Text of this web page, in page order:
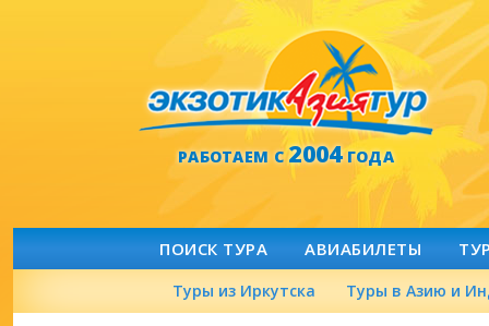
РАБОТАЕМ С2004ГОДА
ПОИСК ТУРА АВИАБИЛЕТЫ
Туры из Иркутска Туры в Азию и